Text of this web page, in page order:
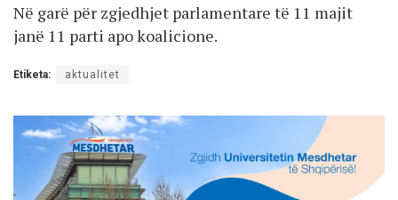
Në garë për zgjedhjet parlamentare të 11 majit
janë 11 parti apo koalicione.
Etiketa: aktualitet